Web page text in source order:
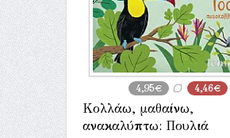
4,95€ 4,46€
Κολλάω, μαθαίνω,
ανακαλύπτω: Πουλιά